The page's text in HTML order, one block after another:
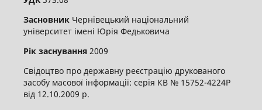
Засновник Чернівецький національний
університет імені Юрія Федьковича
Рік заснування2009
Свідоцтво про державну реєстрацію друкованого
засобу масової інформації: серія КВ № 15752-4224Р
від 12.10.2009 р.